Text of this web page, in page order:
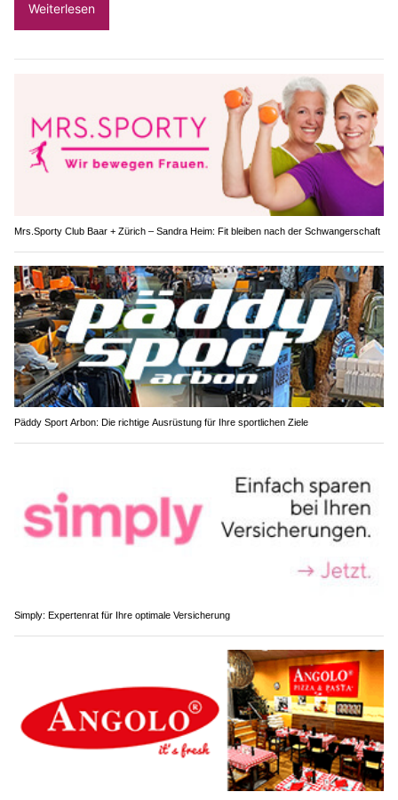
Weiterlesen
Mrs.Sporty Club Baar + Zürich – Sandra Heim: Fit bleiben nach der Schwangerschaft
Päddy Sport Arbon: Die richtige Ausrüstung für Ihre sportlichen Ziele
Simply: Expertenrat für Ihre optimale Versicherung